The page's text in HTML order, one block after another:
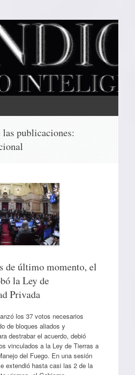
publicaciones:
de último momento, el
la Ley de
Privada
los 37 votos necesarios
de bloques aliados y
destrabar el acuerdo, debió
vinculados a la Ley de Tierras a
del Fuego. En una sesión
extendió hasta casi las 2 de la